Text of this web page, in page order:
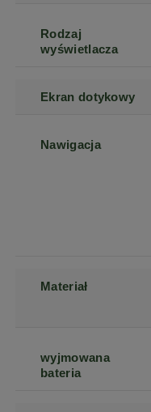
Rodzaj
wyświetlacza
Ekran dotykowy
Nawigacja
Materiał
wyjmowana
bateria